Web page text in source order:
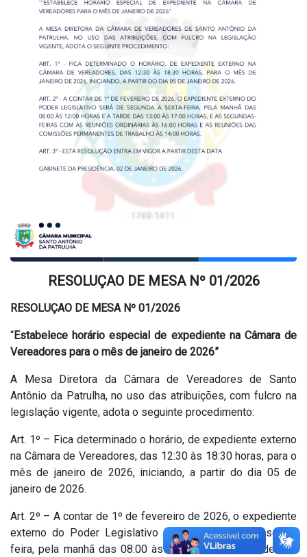
RESOLUÇAO DE MESA Nº 01/2026
RESOLUÇAO DE MESA Nº 01/2026
“Estabelece horário especial de expediente na Câmara de
Vereadores para o mês de janeiro de 2026”
A Mesa Diretora da Câmara de Vereadores de Santo
Antônio da Patrulha, no uso das atribuições, com fulcro na
legislação vigente, adota o seguinte procedimento:
Art. 1º – Fica determinado o horário, de expediente externo
na Câmara de Vereadores, das 12:30 às 18:30 horas, para o
mês de janeiro de 2026, iniciando, a partir do dia 05 de
janeiro de 2026.
Art. 2º – A contar de 1º de fevereiro de 2026, o expediente
externo do Poder Legislativo será de segunda a sexta-
feira, pela manhã das 08:00 às 12:00 horas e a tarde das